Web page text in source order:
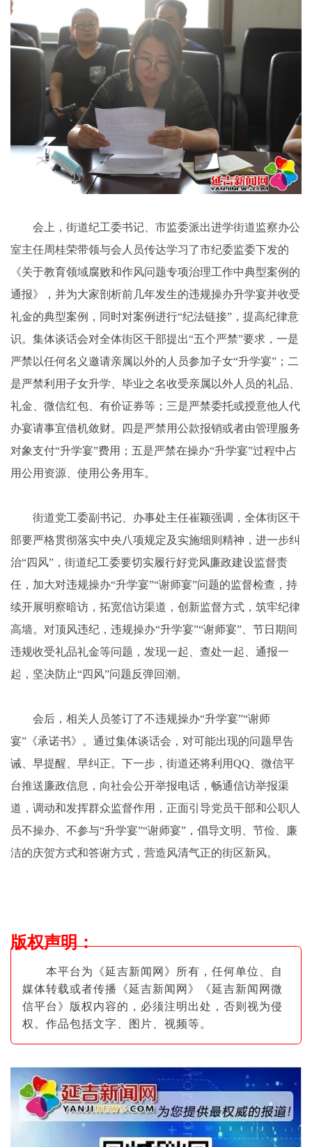
会上，街道纪工委书记、市监委派出进学街道监察办公
室主任周桂荣带领与会人员传达学习了市纪委监委下发的
《关于教育领域腐败和作风问题专项治理工作中典型案例的
通报》，并为大家剖析前几年发生的违规操办升学宴并收受
礼金的典型案例，同时对案例进行“纪法链接”，提高纪律意
识。集体谈话会对全体街区干部提出“五个严禁”要求，一是
严禁以任何名义邀请亲属以外的人员参加子女“升学宴”；二
是严禁利用子女升学、毕业之名收受亲属以外人员的礼品、
礼金、微信红包、有价证券等；三是严禁委托或授意他人代
办宴请事宜借机敛财。四是严禁用公款报销或者由管理服务
对象支付“升学宴”费用；五是严禁在操办“升学宴”过程中占
用公用资源、使用公务用车。
街道党工委副书记、办事处主任崔颖强调，全体街区干
部要严格贯彻落实中央八项规定及实施细则精神，进一步纠
治“四风”，街道纪工委要切实履行好党风廉政建设监督责
任，加大对违规操办“升学宴”“谢师宴”问题的监督检查，持
续开展明察暗访，拓宽信访渠道，创新监督方式，筑牢纪律
高墙。对顶风违纪，违规操办“升学宴”“谢师宴”、节日期间
违规收受礼品礼金等问题，发现一起、查处一起、通报一
起，坚决防止“四风”问题反弹回潮。
会后，相关人员签订了不违规操办“升学宴”“谢师
宴”《承诺书》。通过集体谈话会，对可能出现的问题早告
诫、早提醒、早纠正。下一步，街道还将利用QQ、微信平
台推送廉政信息，向社会公开举报电话，畅通信访举报渠
道，调动和发挥群众监督作用，正面引导党员干部和公职人
员不操办、不参与“升学宴”“谢师宴”，倡导文明、节俭、廉
洁的庆贺方式和答谢方式，营造风清气正的街区新风。
版权声明：
本平台为《延吉新闻网》所有，任何单位、自
媒体转载或者传播《延吉新闻网》《延吉新闻网微
信平台》版权内容的，必须注明出处，否则视为侵
权。作品包括文字、图片 、视频等。